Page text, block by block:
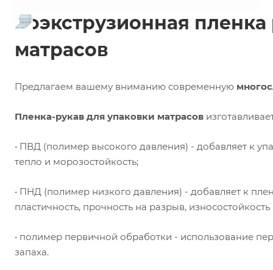
Соэкструзионная
матрасов
Предлагаем вашему вниманию современную
Пленка-рукав для упаковки матрасов
• ПВД (полимер высокого давления) - добавляет к
тепло и морозостойкость;
• ПНД (полимер низкого давления) - добавляет к
пластичность, прочность на разрыв,
• полимер первичной обработки - использование
запаха.